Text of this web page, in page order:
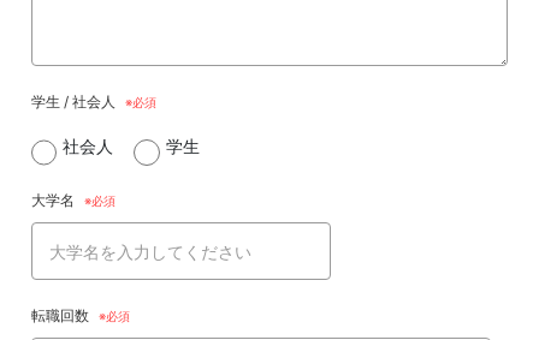
学生 / 社会人
社会人 学生
大学名
転職回数